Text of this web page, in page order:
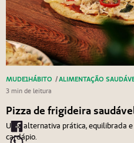
MUDE1HÁBITO /ALIMENTAÇÃO
3 min de leitura
Pizza de frigideira
Uma alternativa prática, equilibrada
cardápio.